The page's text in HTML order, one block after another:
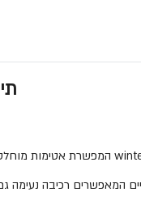
המאפשרים רכיבה נעימה